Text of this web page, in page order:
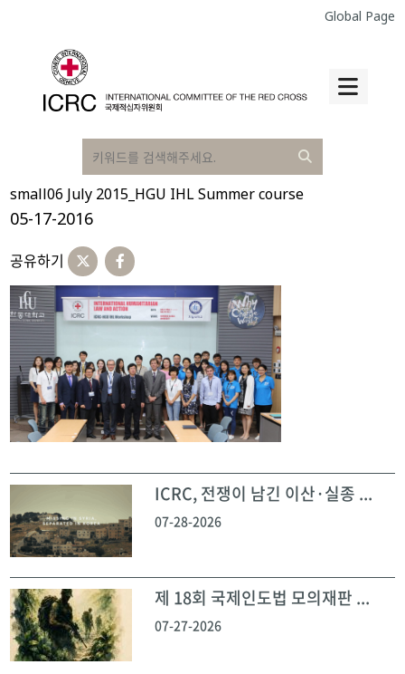
Global Page
small06 July 2015_HGU IHL Summer course
05-17-2016
공유하기
ICRC, 전쟁이 남긴 이산·실종 ...
07-28-2026
제 18회 국제인도법 모의재판 ...
07-27-2026